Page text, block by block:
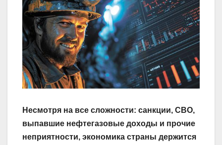
Несмотря на все сложности: санкции, СВО,
выпавшие нефтегазовые доходы и прочие
неприятности, экономика страны держится